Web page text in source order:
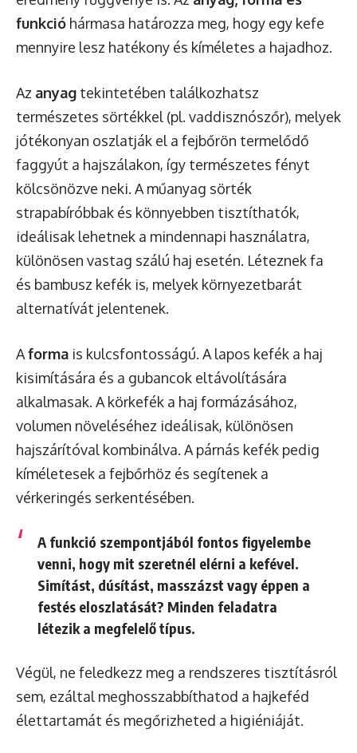
funkció hármasa határozza meg, hogy egy kefe
mennyire lesz hatékony és kíméletes a hajadhoz.
Az anyag tekintetében találkozhatsz
természetes sörtékkel (pl. vaddisznószőr), melyek
jótékonyan oszlatják el a fejbőrön termelődő
faggyút a hajszálakon, így természetes fényt
kölcsönözve neki. A műanyag sörték
strapabíróbbak és könnyebben tisztíthatók,
ideálisak lehetnek a mindennapi használatra,
különösen vastag szálú haj esetén. Léteznek fa
és bambusz kefék is, melyek környezetbarát
alternatívát jelentenek.
Aforma is kulcsfontosságú. A lapos kefék a haj
kisimítására és a gubancok eltávolítására
alkalmasak. A körkefék a haj formázásához,
volumen növeléséhez ideálisak, különösen
hajszárítóval kombinálva. A párnás kefék pedig
kíméletesek a fejbőrhöz és segítenek a
vérkeringés serkentésében.
A funkció szempontjából fontos figyelembe
venni, hogy mit szeretnél elérni a kefével.
Simítást, dúsítást, masszázst vagy éppen a
festés eloszlatását? Minden feladatra
létezik a megfelelő típus.
Végül, ne feledkezz meg a rendszeres tisztításról
sem, ezáltal meghosszabbíthatod a hajkeféd
élettartamát és megőrizheted a higiéniáját.